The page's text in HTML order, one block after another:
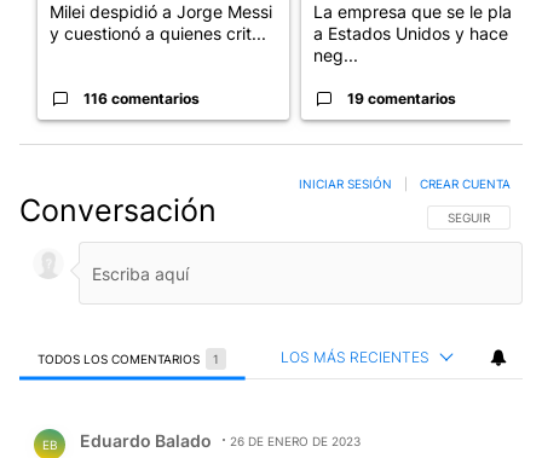
Milei despidió a Jorge Messi
y cuestionó a quienes crit...
116 comentarios
La empresa que se le plantó
a Estados Unidos y hace
neg...
19 comentarios
Conversación SIGA ESTA
SEGUIR
INICIAR SESIÓN CREAR CUENTA
TODOS LOS COMENTARIOS 1 LOS MÁS RECIENTES
EB Eduardo Balado 26 DE ENERO DE 2023